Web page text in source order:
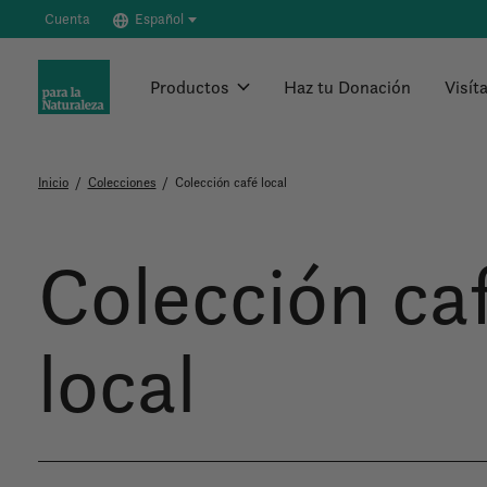
Cuenta Español
Productos Haz tu Donación
Inicio / Colecciones / Colección café local
Colección
local